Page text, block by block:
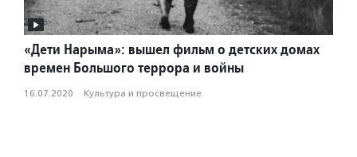
«Дети Нарыма»: вышел фильм о детских домах
времен Большого террора и войны
16.07.2020 · Культура и просвещение